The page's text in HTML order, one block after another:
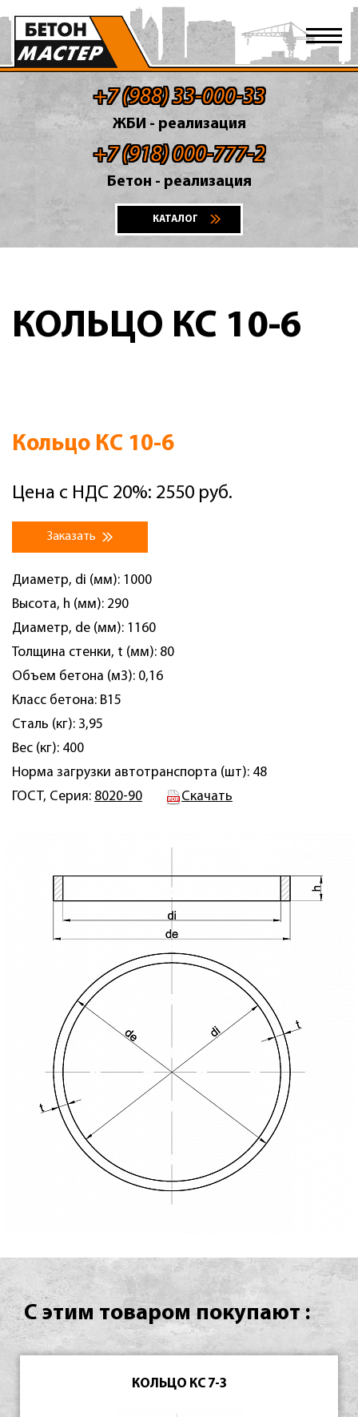
+7 (988) 33-000-33
ЖБИ - реализация
+7 (918) 000-777-2
Бетон - реализация
КАТАЛОГ
КОЛЬЦО КС 10-6
Кольцо КС 10-6
Цена с НДС 20%: 2550 руб.
Заказать
Диаметр, di (мм): 1000
Высота, h (мм): 290
Диаметр, de (мм): 1160
Толщина стенки, t (мм): 80
Объем бетона (м3): 0,16
Класс бетона: B15
Сталь (кг): 3,95
Вес (кг): 400
Норма загрузки автотранспорта (шт): 48
ГОСТ, Серия: 8020-90 Скачать
С этим товаром покупают :
КОЛЬЦО КС 7-3